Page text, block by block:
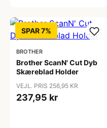
SPAR 7%
BROTHER
Brother ScanN' Cut Dyb
Skæreblad Holder
VEJL. PRIS 256,95 KR
237,95 kr